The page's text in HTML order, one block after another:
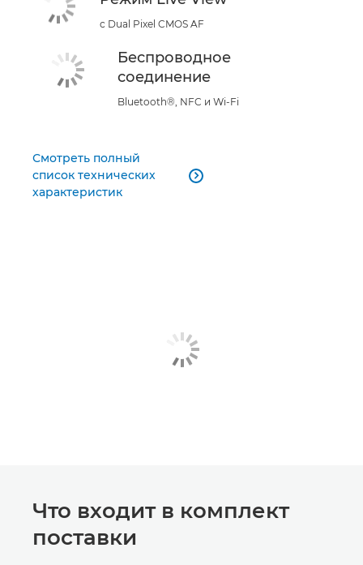
с Dual Pixel CMOS AF
Беспроводное
соединение
Bluetooth®, NFC и Wi-Fi
Смотреть полный
список технических
характеристик

Что входит в комплект
поставки